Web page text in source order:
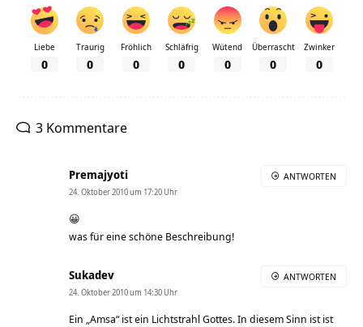
Liebe
0
Traurig
0
Fröhlich
0
Schläfrig
0
Wütend
0
Überrascht
0
Zwinker
0
3 Kommentare
Premajyoti
24. Oktober 2010 um 17:20 Uhr
😀
was für eine schöne Beschreibung!
ANTWORTEN
Sukadev
24. Oktober 2010 um 14:30 Uhr
Ein „Amsa“ ist ein Lichtstrahl Gottes. In diesem Sinn ist ist
ANTWORTEN